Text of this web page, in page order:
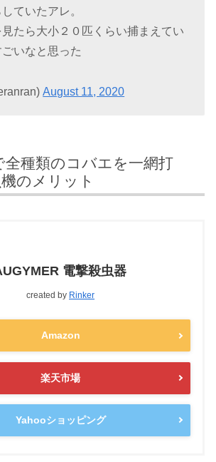
ていたアレ。
たら大小２０匹くらい捕まえてい
いなと思った
August 11, 2020
全種類のコバエを一網打
のメリット
電撃殺虫器
created by Rinker
Amazon
楽天市場
Yahooショッピング